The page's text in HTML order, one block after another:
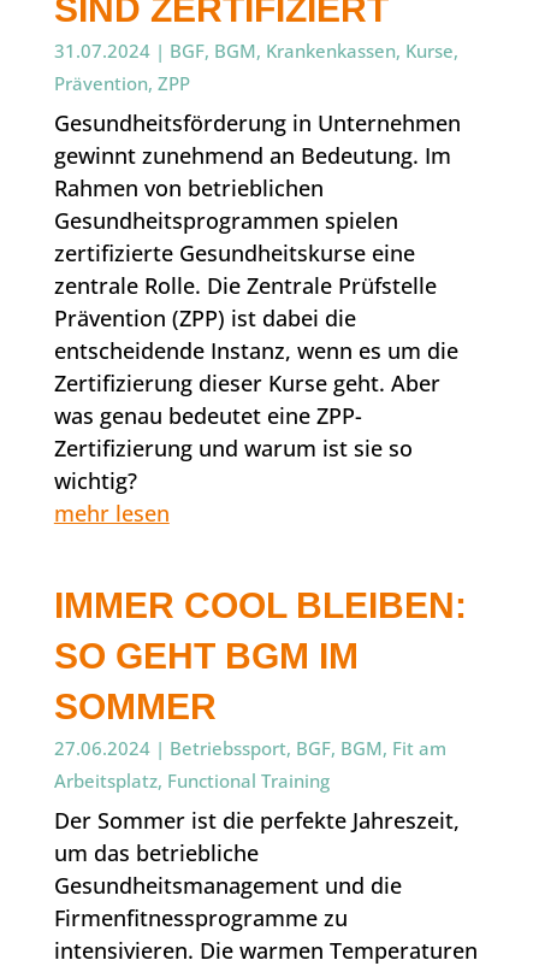
SIND ZERTIFIZIERT
31.07.2024| BGF, BGM, Krankenkassen, Kurse,
Prävention, ZPP
Gesundheitsförderung in Unternehmen
gewinnt zunehmend an Bedeutung. Im
Rahmen von betrieblichen
Gesundheitsprogrammen spielen
zertifizierte Gesundheitskurse eine
zentrale Rolle. Die Zentrale Prüfstelle
Prävention (ZPP) ist dabei die
entscheidende Instanz, wenn es um die
Zertifizierung dieser Kurse geht. Aber
was genau bedeutet eine ZPP-
Zertifizierung und warum ist sie so
wichtig?
mehr lesen
IMMER COOL BLEIBEN:
SO GEHT BGM IM
SOMMER
27.06.2024| Betriebssport, BGF, BGM, Fit am
Arbeitsplatz, Functional Training
Der Sommer ist die perfekte Jahreszeit,
um das betriebliche
Gesundheitsmanagement und die
Firmenfitnessprogramme zu
intensivieren. Die warmen Temperaturen